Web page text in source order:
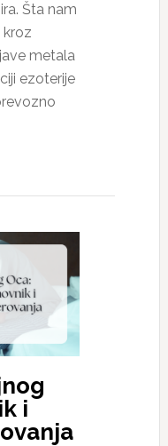
Šta nam
metala
ezoterije
i